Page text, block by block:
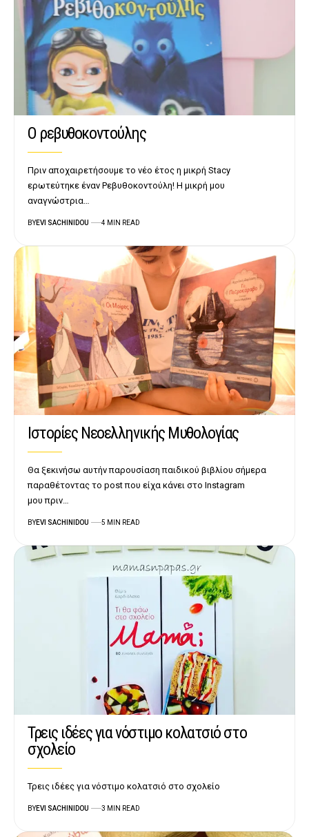
Ο ρεβυθοκοντούλης
Πριν αποχαιρετήσουμε το νέο έτος η μικρή Stacy
ερωτεύτηκε έναν Ρεβυθοκοντούλη! Η μικρή μου
αναγνώστρια…
BYEVI SACHINIDOU 4 MIN READ
Ιστορίες Νεοελληνικής Μυθολογίας
Θα ξεκινήσω αυτήν παρουσίαση παιδικού βιβλίου σήμερα
παραθέτοντας το post που είχα κάνει στο Instagram
μου πριν…
BYEVI SACHINIDOU 5 MIN READ
Τρεις ιδέες για νόστιμο κολατσιό στο
σχολείο
Τρεις ιδέες για νόστιμο κολατσιό στο σχολείο
BYEVI SACHINIDOU 3 MIN READ